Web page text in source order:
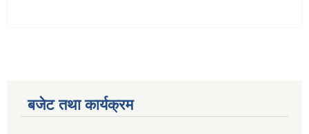
बजेट तथा कार्यक्रम